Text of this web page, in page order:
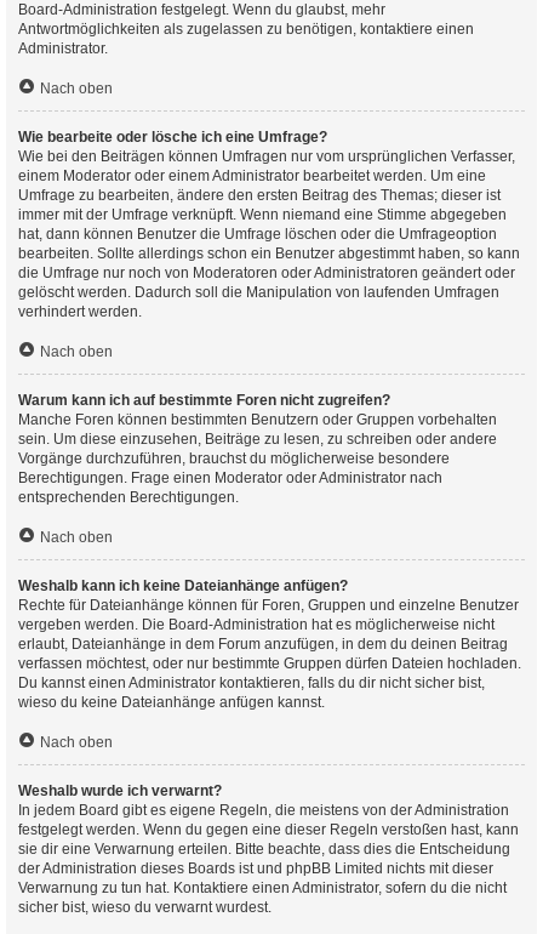
Board-Administration festgelegt. Wenn du glaubst, mehr
Antwortmöglichkeiten als zugelassen zu benötigen, kontaktiere einen
Administrator.
Nach oben
Wie bearbeite oder lösche ich eine Umfrage?
Wie bei den Beiträgen können Umfragen nur vom ursprünglichen Verfasser,
einem Moderator oder einem Administrator bearbeitet werden. Um eine
Umfrage zu bearbeiten, ändere den ersten Beitrag des Themas; dieser ist
immer mit der Umfrage verknüpft. Wenn niemand eine Stimme abgegeben
hat, dann können Benutzer die Umfrage löschen oder die Umfrageoption
bearbeiten. Sollte allerdings schon ein Benutzer abgestimmt haben, so kann
die Umfrage nur noch von Moderatoren oder Administratoren geändert oder
gelöscht werden. Dadurch soll die Manipulation von laufenden Umfragen
verhindert werden.
Nach oben
Warum kann ich auf bestimmte Foren nicht zugreifen?
Manche Foren können bestimmten Benutzern oder Gruppen vorbehalten
sein. Um diese einzusehen, Beiträge zu lesen, zu schreiben oder andere
Vorgänge durchzuführen, brauchst du möglicherweise besondere
Berechtigungen. Frage einen Moderator oder Administrator nach
entsprechenden Berechtigungen.
Nach oben
Weshalb kann ich keine Dateianhänge anfügen?
Rechte für Dateianhänge können für Foren, Gruppen und einzelne Benutzer
vergeben werden. Die Board-Administration hat es möglicherweise nicht
erlaubt, Dateianhänge in dem Forum anzufügen, in dem du deinen Beitrag
verfassen möchtest, oder nur bestimmte Gruppen dürfen Dateien hochladen.
Du kannst einen Administrator kontaktieren, falls du dir nicht sicher bist,
wieso du keine Dateianhänge anfügen kannst.
Nach oben
Weshalb wurde ich verwarnt?
In jedem Board gibt es eigene Regeln, die meistens von der Administration
festgelegt werden. Wenn du gegen eine dieser Regeln verstoßen hast, kann
sie dir eine Verwarnung erteilen. Bitte beachte, dass dies die Entscheidung
der Administration dieses Boards ist und phpBB Limited nichts mit dieser
Verwarnung zu tun hat. Kontaktiere einen Administrator, sofern du die nicht
sicher bist, wieso du verwarnt wurdest.